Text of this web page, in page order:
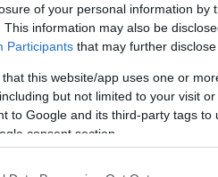
of your personal information by
This information may also be
Participants that may further
that this website/app uses one or
but not limited to your visit
to Google and its third-party tags
consent section.